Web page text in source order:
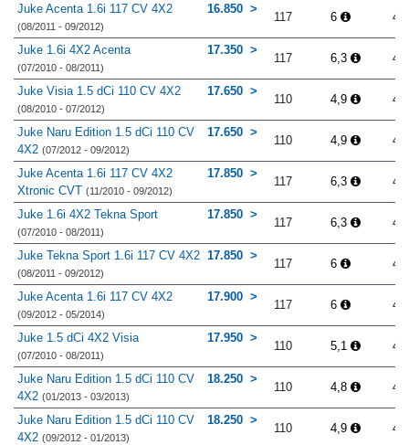
Juke Acenta 1.6i 117 CV 4X2
(08/2011 - 09/2012)
16.850
117 6
Juke 1.6i 4X2 Acenta
(07/2010 - 08/2011)
17.350
117 6,3
Juke Visia 1.5 dCi 110 CV 4X2
(08/2010 - 07/2012)
17.650
110 4,9
Juke Naru Edition 1.5 dCi 110 CV
4X2 (07/2012 - 09/2012)
17.650
110 4,9
Juke Acenta 1.6i 117 CV 4X2
Xtronic CVT (11/2010 - 09/2012)
17.850
117 6,3
Juke 1.6i 4X2 Tekna Sport
(07/2010 - 08/2011)
17.850
117 6,3
Juke Tekna Sport 1.6i 117 CV 4X2
(08/2011 - 09/2012)
17.850
117 6
Juke Acenta 1.6i 117 CV 4X2
(09/2012 - 05/2014)
17.900
117 6
Juke 1.5 dCi 4X2 Visia
(07/2010 - 08/2011)
17.950
110 5,1
Juke Naru Edition 1.5 dCi 110 CV
4X2 (01/2013 - 03/2013)
18.250
110 4,8
Juke Naru Edition 1.5 dCi 110 CV
4X2 (09/2012 - 01/2013)
18.250
110 4,9